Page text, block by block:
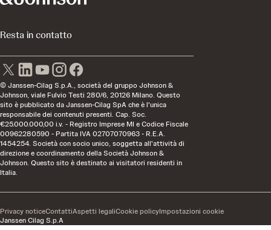
Resta in contatto
© Janssen-Cilag S.p.A., società del gruppo Johnson &
Johnson, viale Fulvio Testi 280/6, 20126 Milano. Questo
sito è pubblicato da Janssen-Cilag SpA che è l'unica
responsabile dei contenuti presenti. Cap. Soc.
€25.000.000,00 i.v. - Registro Imprese MI e Codice Fiscale
00962280590 - Partita IVA 02707070963 - R.E.A.
1454254. Società con socio unico, soggetta all'attività di
direzione e coordinamento della Società Johnson &
Johnson. Questo sito è destinato ai visitatori residenti in
Italia.
Janssen Cilag S.p.A
Privacy noticeContattiAspetti legaliCookie policyImpostazioni cookie